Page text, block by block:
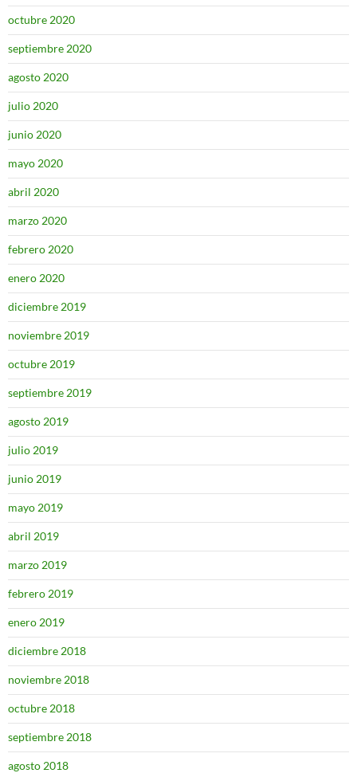
octubre 2020
septiembre 2020
agosto 2020
julio 2020
junio 2020
mayo 2020
abril 2020
marzo 2020
febrero 2020
enero 2020
diciembre 2019
noviembre 2019
octubre 2019
septiembre 2019
agosto 2019
julio 2019
junio 2019
mayo 2019
abril 2019
marzo 2019
febrero 2019
enero 2019
diciembre 2018
noviembre 2018
octubre 2018
septiembre 2018
agosto 2018